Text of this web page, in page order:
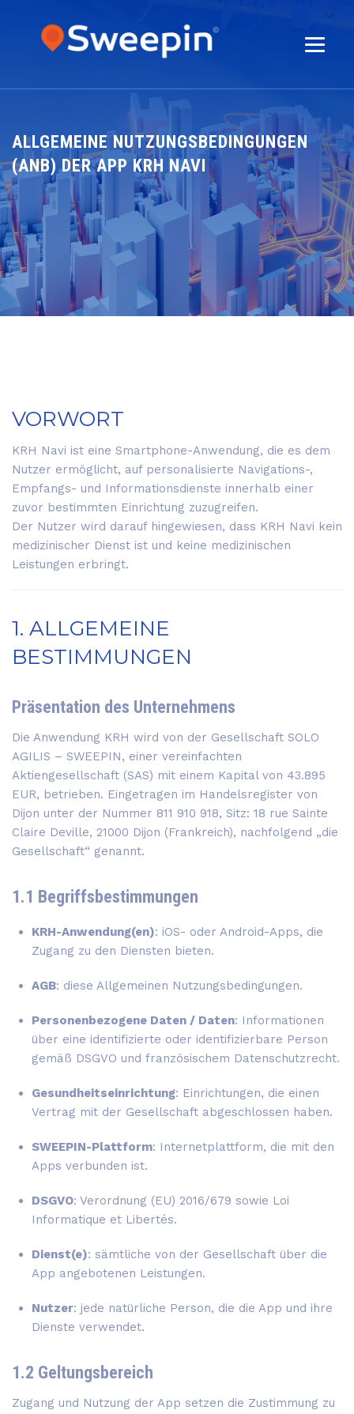
ALLGEMEINE NUTZUNGSBEDINGUNGEN
(ANB) DER APP KRH NAVI
VORWORT
KRH Navi ist eine Smartphone-Anwendung, die es dem
Nutzer ermöglicht, auf personalisierte Navigations-,
Empfangs- und Informationsdienste innerhalb einer
zuvor bestimmten Einrichtung zuzugreifen.
Der Nutzer wird darauf hingewiesen, dass KRH Navi kein
medizinischer Dienst ist und keine medizinischen
Leistungen erbringt.
1. ALLGEMEINE
BESTIMMUNGEN
Präsentation des Unternehmens
Die Anwendung KRH wird von der Gesellschaft SOLO
AGILIS – SWEEPIN, einer vereinfachten
Aktiengesellschaft (SAS) mit einem Kapital von 43.895
EUR, betrieben. Eingetragen im Handelsregister von
Dijon unter der Nummer 811 910 918, Sitz: 18 rue Sainte
Claire Deville, 21000 Dijon (Frankreich), nachfolgend „die
Gesellschaft“ genannt.
1.1 Begriffsbestimmungen
KRH-Anwendung(en): iOS- oder Android-Apps, die
Zugang zu den Diensten bieten.
AGB: diese Allgemeinen Nutzungsbedingungen.
Personenbezogene Daten / Daten: Informationen
über eine identifizierte oder identifizierbare Person
gemäß DSGVO und französischem Datenschutzrecht.
Gesundheitseinrichtung: Einrichtungen, die einen
Vertrag mit der Gesellschaft abgeschlossen haben.
SWEEPIN-Plattform: Internetplattform, die mit den
Apps verbunden ist.
DSGVO: Verordnung (EU) 2016/679 sowie Loi
Informatique et Libertés.
Dienst(e): sämtliche von der Gesellschaft über die
App angebotenen Leistungen.
Nutzer: jede natürliche Person, die die App und ihre
Dienste verwendet.
1.2 Geltungsbereich
Zugang und Nutzung der App setzen die Zustimmung zu